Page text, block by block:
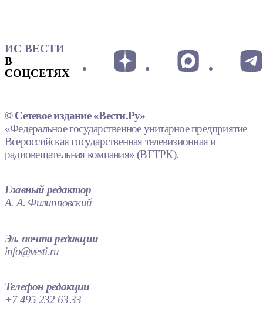
ИС ВЕСТИ
В
СОЦСЕТЯХ
© Сетевое издание «Вести.Ру»
«Федеральное государственное унитарное предприятие
Всероссийская государственная телевизионная и
радиовещательная компания» (ВГТРК).
Главный редактор
А. А. Филипповский
Эл. почта редакции
info@vesti.ru
Телефон редакции
+7 495 232 63 33